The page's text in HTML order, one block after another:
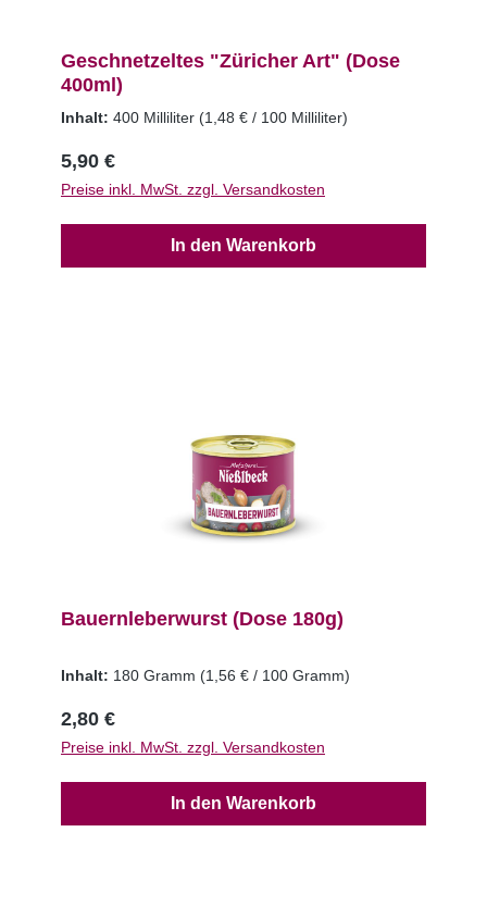
Geschnetzeltes "Züricher Art" (Dose
400ml)
Inhalt: 400 Milliliter (1,48 € / 100 Milliliter)
5,90 €
Preise inkl. MwSt. zzgl. Versandkosten
In den Warenkorb
Bauernleberwurst (Dose 180g)
Inhalt: 180 Gramm (1,56 € / 100 Gramm)
2,80 €
Preise inkl. MwSt. zzgl. Versandkosten
In den Warenkorb